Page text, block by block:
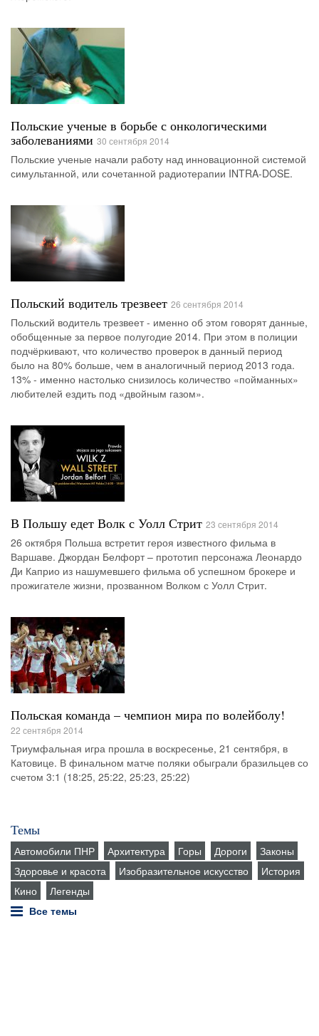
Польские ученые в борьбе с онкологическими
заболеваниями 30 сентября 2014
Польские ученые начали работу над инновационной системой
симультанной, или сочетанной радиотерапии INTRA-DOSE.
Польский водитель трезвеет 26 сентября 2014
Польский водитель трезвеет - именно об этом говорят данные,
обобщенные за первое полугодие 2014. При этом в полиции
подчёркивают, что количество проверок в данный период
было на 80% больше, чем в аналогичный период 2013 года.
13% - именно настолько снизилось количество «пойманных»
любителей ездить под «двойным газом».
В Польшу едет Волк с Уолл Стрит 23 сентября 2014
26 октября Польша встретит героя известного фильма в
Варшаве. Джордан Белфорт – прототип персонажа Леонардо
Ди Каприо из нашумевшего фильма об успешном брокере и
прожигателе жизни, прозванном Волком с Уолл Стрит.
Польская команда – чемпион мира по волейболу!
22 сентября 2014
Триумфальная игра прошла в воскресенье, 21 сентября, в
Катовице. В финальном матче поляки обыграли бразильцев со
счетом 3:1 (18:25, 25:22, 25:23, 25:22)
Темы
Автомобили ПНР Архитектура Горы Дороги
Законы
Здоровье и красота
Изобразительное искусство
История
Кино
Легенды
Все темы